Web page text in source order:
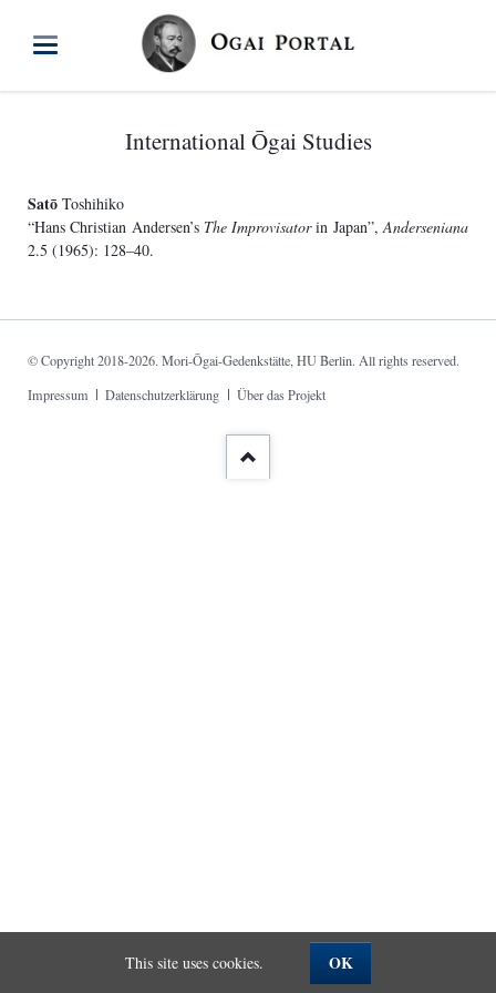
International Ōgai Studies
SatōToshihiko
“Hans Christian Andersen’s The Improvisatorin Japan”,Anderseniana
2.5 (1965): 128–40.
© Copyright 2018-2026. Mori-Ōgai-Gedenkstätte, HU Berlin. All rights reserved.
Skip
Impressum Datenschutzerklärung Über das Projekt
This site uses cookies. OK